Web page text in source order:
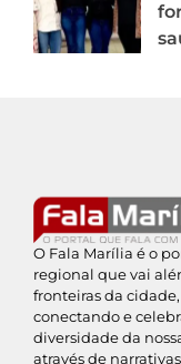
O Fala Marília é o
regional que vai
fronteiras da cidade,
conectando e
diversidade da
através de narrativas